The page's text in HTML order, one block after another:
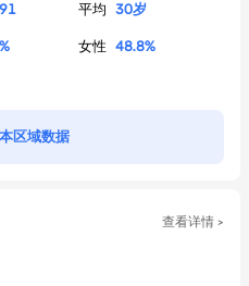
平均 30岁
女性 48.8%
区域数据
查看详情 >